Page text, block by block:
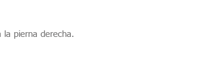
la pierna derecha.